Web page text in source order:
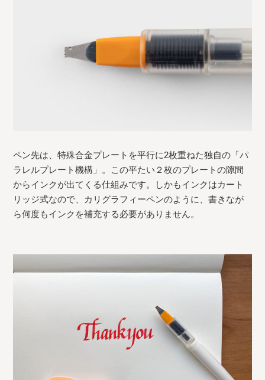
ペン先は、特殊合金プレートを平行に2枚重ねた独自の「パ
ラレルプレート機構」。この平たい２枚のプレートの隙間
からインクが出てくる仕組みです。しかもインクはカート
リッジ式なので、カリグラフィーペンのように、書きなが
ら何度もインクを補充する必要がありません。